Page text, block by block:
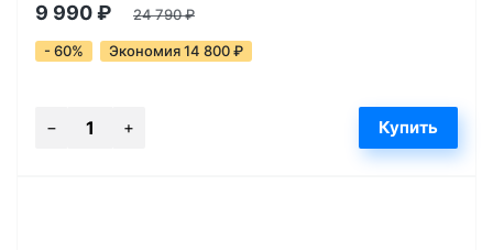
9 990₽ 24 790₽
- 60% Экономия 14 800₽